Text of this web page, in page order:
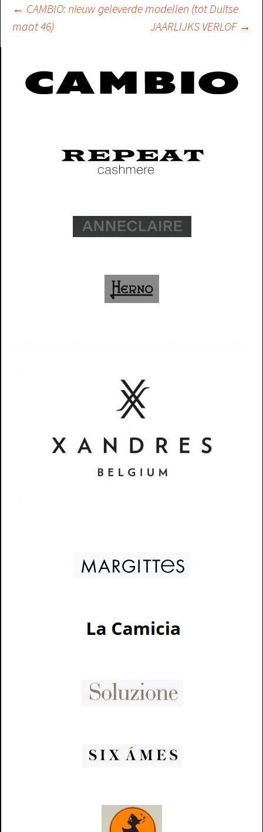
Berichtnavigatie
← CAMBIO: nieuw geleverde modellen (tot Duitse
maat 46)
JAARLIJKS VERLOF →